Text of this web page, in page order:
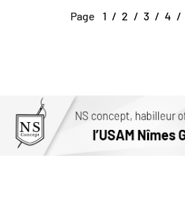
Page 1 2 3 4